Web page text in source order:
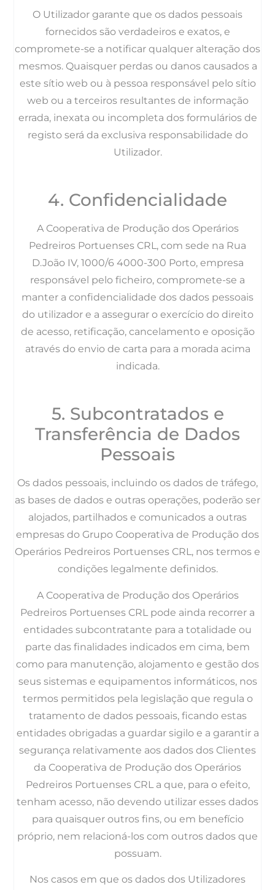
O Utilizador garante que os dados pessoais
fornecidos são verdadeiros e exatos, e
compromete-se a notificar qualquer alteração dos
mesmos. Quaisquer perdas ou danos causados a
este sítio web ou à pessoa responsável pelo sítio
web ou a terceiros resultantes de informação
errada, inexata ou incompleta dos formulários de
registo será da exclusiva responsabilidade do
Utilizador.
4. Confidencialidade
A Cooperativa de Produção dos Operários
Pedreiros Portuenses CRL, com sede na Rua
D.João IV, 1000/6 4000-300 Porto, empresa
responsável pelo ficheiro, compromete-se a
manter a confidencialidade dos dados pessoais
do utilizador e a assegurar o exercício do direito
de acesso, retificação, cancelamento e oposição
através do envio de carta para a morada acima
indicada.
5. Subcontratados e
Transferência de Dados
Pessoais
Os dados pessoais, incluindo os dados de tráfego,
as bases de dados e outras operações, poderão ser
alojados, partilhados e comunicados a outras
empresas do Grupo Cooperativa de Produção dos
Operários Pedreiros Portuenses CRL, nos termos e
condições legalmente definidos.
A Cooperativa de Produção dos Operários
Pedreiros Portuenses CRL pode ainda recorrer a
entidades subcontratante para a totalidade ou
parte das finalidades indicados em cima, bem
como para manutenção, alojamento e gestão dos
seus sistemas e equipamentos informáticos, nos
termos permitidos pela legislação que regula o
tratamento de dados pessoais, ficando estas
entidades obrigadas a guardar sigilo e a garantir a
segurança relativamente aos dados dos Clientes
da Cooperativa de Produção dos Operários
Pedreiros Portuenses CRL a que, para o efeito,
tenham acesso, não devendo utilizar esses dados
para quaisquer outros fins, ou em benefício
próprio, nem relacioná-los com outros dados que
possuam.
Nos casos em que os dados dos Utilizadores